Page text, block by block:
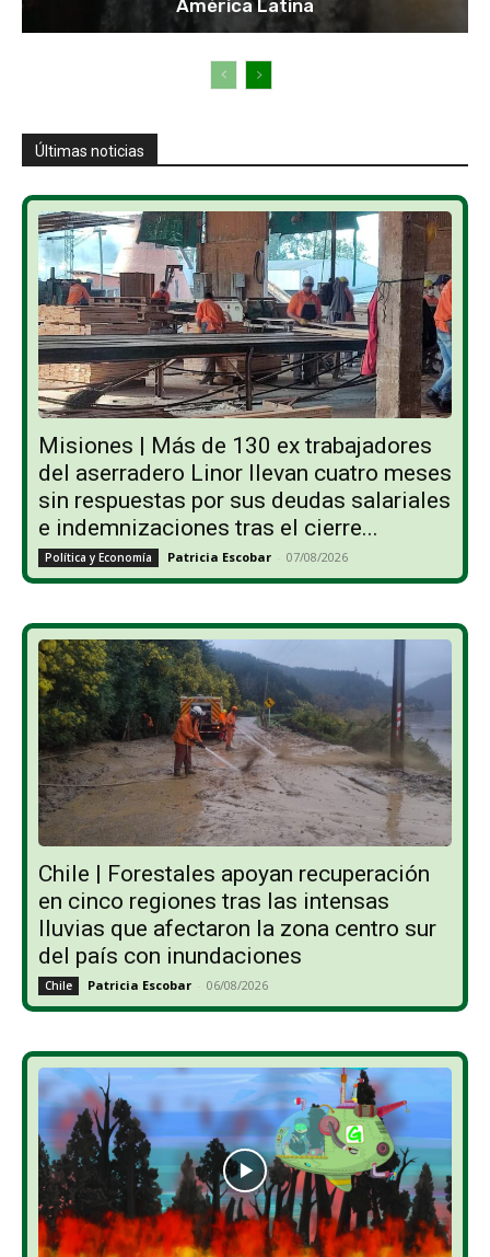
América Latina
Últimas noticias
Misiones | Más de 130 ex trabajadores
del aserradero Linor llevan cuatro meses
sin respuestas por sus deudas salariales
e indemnizaciones tras el cierre...
Política y Economía Patricia Escobar - 07/08/2026
Chile | Forestales apoyan recuperación
en cinco regiones tras las intensas
lluvias que afectaron la zona centro sur
del país con inundaciones
Chile Patricia Escobar - 06/08/2026